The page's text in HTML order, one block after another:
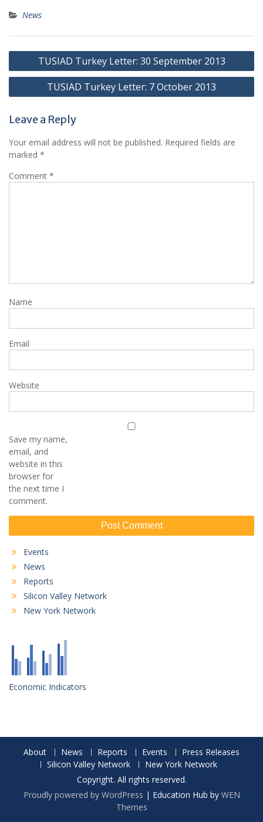
News
Post
navigation
TUSIAD Turkey Letter: 30 September 2013
TUSIAD Turkey Letter: 7 October 2013
Leave a Reply
Your email address will not be published. Required fields are
marked *
Comment *
Name
Email
Website
Save my name,
email, and
website in this
browser for
the next time I
comment.
Events
News
Reports
Silicon Valley Network
New York Network
Economic Indicators
About News Reports Events
Press Releases
Silicon Valley Network
New York Network
Copyright. All rights reserved.
Proudly powered by WordPress | Education Hub by WEN
Themes